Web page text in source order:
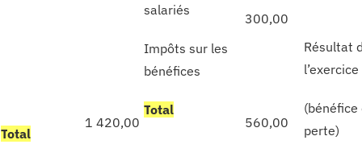
Total
salariés
Impôts sur les
bénéfices
Total
300,00
Résultat
l’exercice
(bénéfice
perte)
1 420,00 560,00